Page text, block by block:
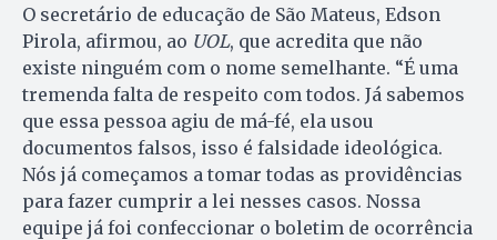
O secretário de educação de São Mateus, Edson
Pirola, afirmou, ao UOL, que acredita que não
existe ninguém com o nome semelhante. “É uma
tremenda falta de respeito com todos. Já sabemos
que essa pessoa agiu de má-fé, ela usou
documentos falsos, isso é falsidade ideológica.
Nós já começamos a tomar todas as providências
para fazer cumprir a lei nesses casos. Nossa
equipe já foi confeccionar o boletim de ocorrência